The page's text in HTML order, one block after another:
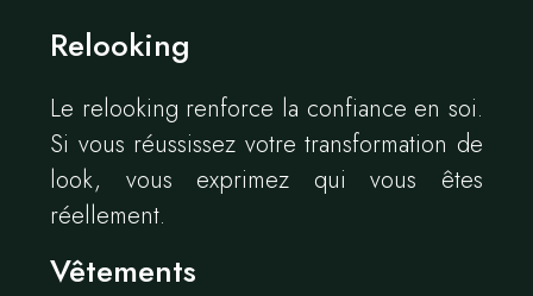
Relooking
Le relooking renforce la confiance en soi.
Si vous réussissez votre transformation de
look, vous exprimez qui vous êtes
réellement.
Vêtements